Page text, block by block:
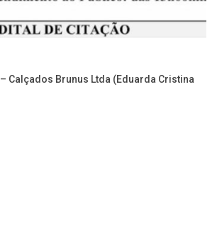
– Calçados Brunus Ltda (Eduarda Cristina